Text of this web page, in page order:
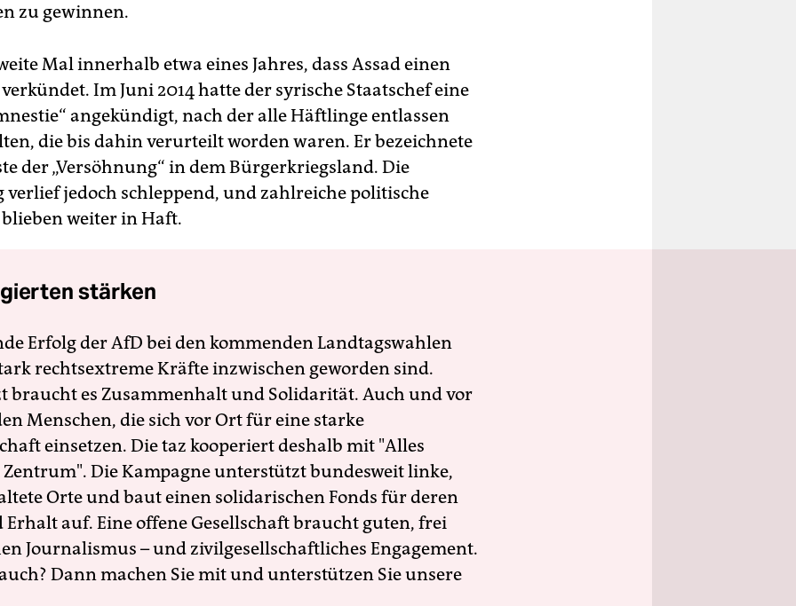
zu gewinnen.
Mal innerhalb etwa eines Jahres, dass Assad einen
Im Juni 2014 hatte der syrische Staatschef eine
angekündigt, nach der alle Häftlinge entlassen
die bis dahin verurteilt worden waren. Er bezeichnete
der „Versöhnung“ in dem Bürgerkriegsland. Die
verlief jedoch schleppend, und zahlreiche politische
weiter in Haft.
stärken
Erfolg der AfD bei den kommenden Landtagswahlen
rechtsextreme Kräfte inzwischen geworden sind.
braucht es Zusammenhalt und Solidarität. Auch und vor
Menschen, die sich vor Ort für eine starke
einsetzen. Die taz kooperiert deshalb mit "Alles
Die Kampagne unterstützt bundesweit linke,
Orte und baut einen solidarischen Fonds für deren
Erhalt auf. Eine offene Gesellschaft braucht guten, frei
Journalismus – und zivilgesellschaftliches Engagement.
Dann machen Sie mit und unterstützen Sie unsere